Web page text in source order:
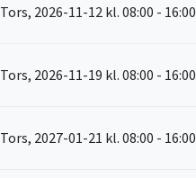
Tors, 2026-11-12 kl. 08:00 - 16:00
Tors, 2026-11-19 kl. 08:00 - 16:00
Tors, 2027-01-21 kl. 08:00 - 16:00